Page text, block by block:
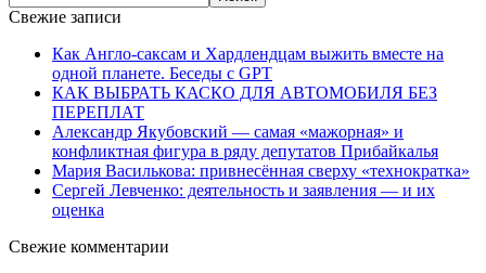
Свежие записи
Как Англо-саксам и Хардлендцам выжить вместе на
одной планете. Беседы с GPT
КАК ВЫБРАТЬ КАСКО ДЛЯ АВТОМОБИЛЯ БЕЗ
ПЕРЕПЛАТ
Александр Якубовский — самая «мажорная» и
конфликтная фигура в ряду депутатов Прибайкалья
Мария Василькова: привнесённая сверху «технократка»
Сергей Левченко: деятельность и заявления — и их
оценка
Свежие комментарии